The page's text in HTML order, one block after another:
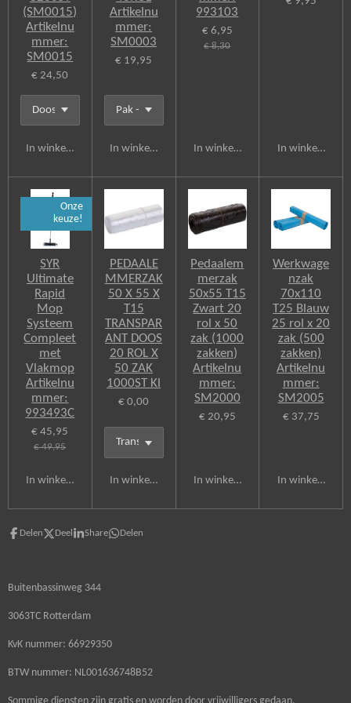
(SM0015)
Artikelnu
mmer:
SM0015
€ 24,50
In winkelwagen
Artikelnu
mmer:
SM0003
€ 19,95
In winkelwagen
993103
€ 6,95
€ 8,30
In winkelwagen In winkelwagen
Onze
keuze!
SYR
Ultimate
Rapid
Mop
Systeem
Compleet
met
Vlakmop
Artikelnu
mmer:
993493C
€ 45,95
€ 49,95
In winkelwagen
PEDAALE
MMERZAK
50 X 55 X
T15
TRANSPAR
ANT DOOS
20 ROL X
50 ZAK
1000ST Kl
€ 0,00
In winkelwagen
Pedaalem
merzak
50x55 T15
Zwart 20
rol x 50
zak (1000
zakken)
Artikelnu
mmer:
SM2000
€ 20,95
In winkelwagen
Werkwage
nzak
70x110
T25 Blauw
25 rol x 20
zak (500
zakken)
Artikelnu
mmer:
SM2005
€ 37,75
In winkelwagen
Delen Deel Share Delen
Buitenbassinweg 344
3063TC Rotterdam
KvK nummer: 66929350
BTW nummer: NL001636748B52